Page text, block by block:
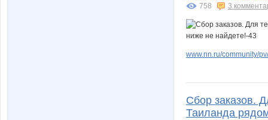
758 3
www.nn.ru/community/
Сбор заказов.
Таиланда